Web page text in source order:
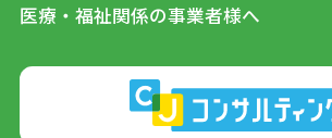
医療・福祉関係の事業者様へ